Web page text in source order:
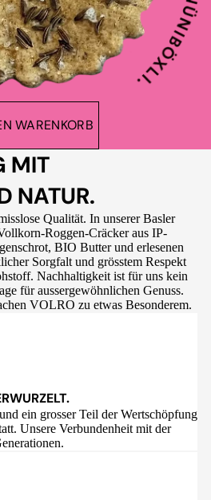
WARENKORB
MIT
NATUR.
Qualität. In unserer Basler
Roggen-Cräcker aus IP-
BIO Butter und erlesenen
Sorgfalt und grösstem Respekt
Nachhaltigkeit ist für uns kein
für aussergewöhnlichen Genuss.
VOLRO zu etwas Besonderem.
ein grosser Teil der Wertschöpfung
Unsere Verbundenheit mit der